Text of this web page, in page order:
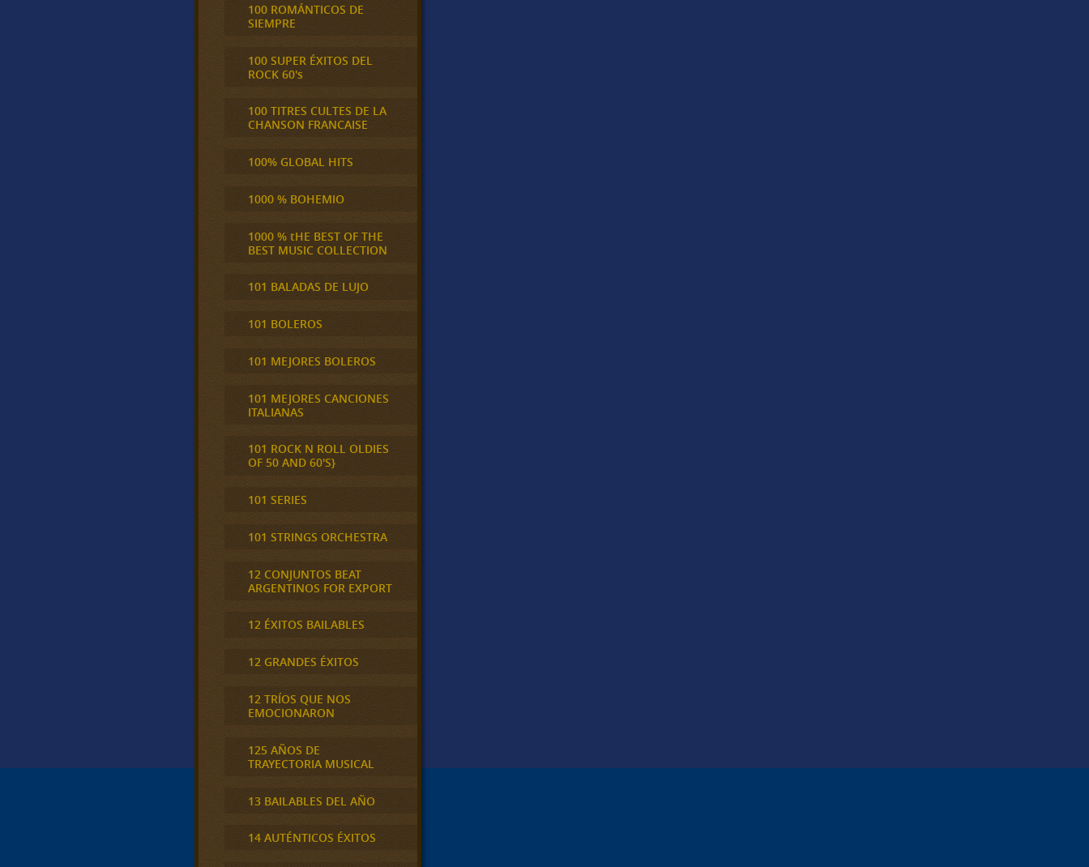
100 ROMÁNTICOS DE
SIEMPRE
100 SUPER ÉXITOS DEL
ROCK 60's
100 TITRES CULTES DE LA
CHANSON FRANCAISE
100% GLOBAL HITS
1000 % BOHEMIO
1000 % tHE BEST OF THE
BEST MUSIC COLLECTION
101 BALADAS DE LUJO
101 BOLEROS
101 MEJORES BOLEROS
101 MEJORES CANCIONES
ITALIANAS
101 ROCK N ROLL OLDIES
OF 50 AND 60'S}
101 SERIES
101 STRINGS ORCHESTRA
12 CONJUNTOS BEAT
ARGENTINOS FOR EXPORT
12 ÉXITOS BAILABLES
12 GRANDES ÉXITOS
12 TRÍOS QUE NOS
EMOCIONARON
125 AÑOS DE
TRAYECTORIA MUSICAL
13 BAILABLES DEL AÑO
14 AUTÉNTICOS ÉXITOS